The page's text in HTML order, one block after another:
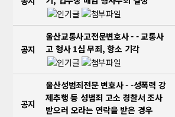
공지
울산교통사고전문변호사 - - 교통사
고 형사 1심 무죄, 항소 기각
공지
울산성범죄전문 변호사 - -성폭력 강
제추행 등 성범죄 고소 경찰서 조사
받으러 오라는 연락을 받은 경우